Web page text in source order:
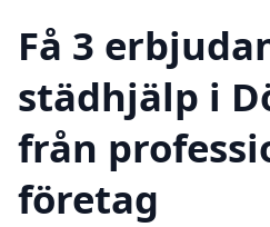
Få 3
städhjälp i
från
företag